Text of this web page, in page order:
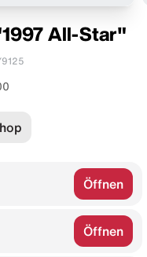
All-Star"
Öffnen
Öffnen